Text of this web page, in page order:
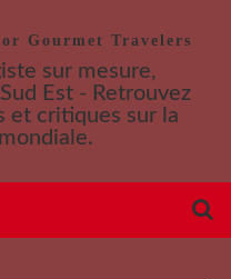
Gourmet Travelers
sur mesure,
Est - Retrouvez
et critiques sur la